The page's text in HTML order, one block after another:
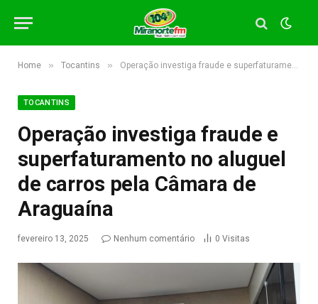
Home » Tocantins » Operação investiga fraude e superfaturamento no aluguel de carros pela Câmara de Araguaína
TOCANTINS
Operação investiga fraude e
superfaturamento no aluguel
de carros pela Câmara de
Araguaína
fevereiro 13, 2025 Nenhum comentário 0 Visitas